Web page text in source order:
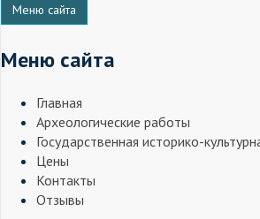
Меню сайта
Меню сайта
Главная
Археологические работы
Государственная историко-
Цены
Контакты
Отзывы